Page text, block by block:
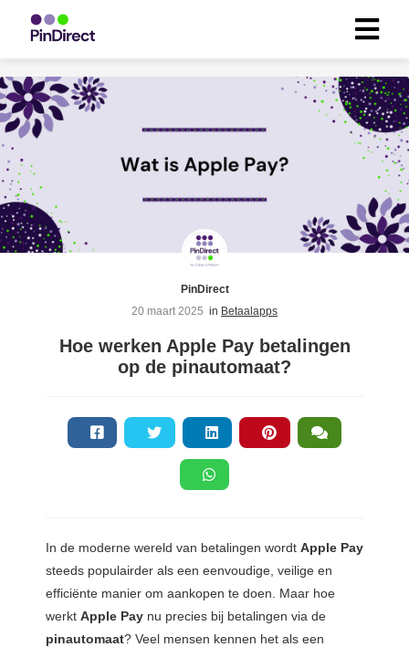
PinDirect
20 maart 2025 in Betaalapps
Hoe werken Apple Pay betalingen
op de pinautomaat?
In de moderne wereld van betalingen wordt Apple Pay
steeds populairder als een eenvoudige, veilige en
efficiënte manier om aankopen te doen. Maar hoe
werkt Apple Pay nu precies bij betalingen via de
pinautomaat? Veel mensen kennen het als een
beleid
worden
over